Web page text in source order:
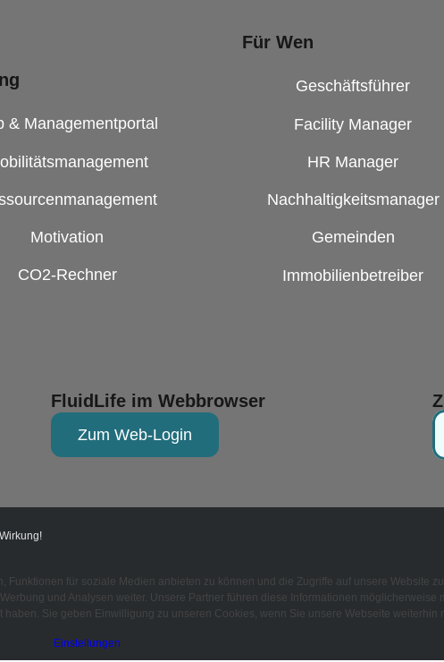
& Managementportal
Motivation
CO2-Rechner
Für Wen
Geschäftsführer
Facility Manager
HR Manager
Nachhaltigkeitsmanager
Gemeinden
Immobilienbetreiber
FluidLife im Webbrowser
Zum Web-Login
für soziale Medien anbieten zu können und die Zugriffe auf unsere Website
und Analysen weiter. Unsere Partner führen diese Informationen
Sie geben Einwilligung zu unseren Cookies, wenn Sie unsere Webseite weiterhin
Einstellungen